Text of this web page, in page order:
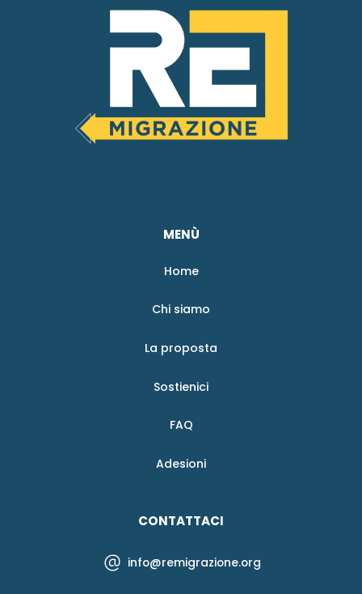
MENÙ
Home
Chi siamo
La proposta
Sostienici
FAQ
Adesioni
CONTATTACI
info@remigrazione.org